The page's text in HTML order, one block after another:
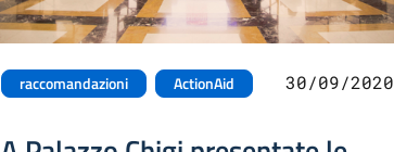
raccomandazioni ActionAid 30/09/2020